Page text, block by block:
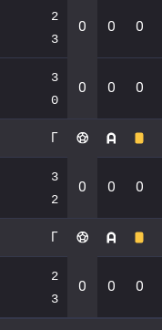
2
3
0 0 0
3
0
0 0 0
Г
3
2
0 0 0
Г
2
3
0 0 0